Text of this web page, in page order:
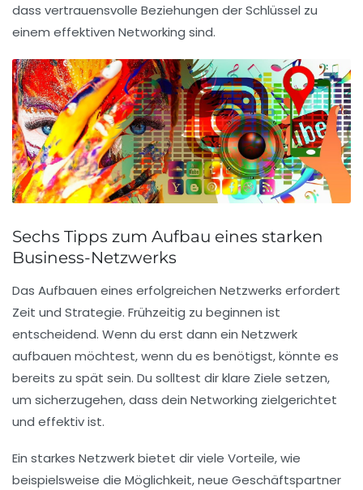
dass vertrauensvolle Beziehungen der Schlüssel zu
einem effektiven Networking sind.
Sechs Tipps zum Aufbau eines starken
Business-Netzwerks
Das Aufbauen eines erfolgreichen Netzwerks erfordert
Zeit und Strategie. Frühzeitig zu beginnen ist
entscheidend. Wenn du erst dann ein Netzwerk
aufbauen möchtest, wenn du es benötigst, könnte es
bereits zu spät sein. Du solltest dir klare Ziele setzen,
um sicherzugehen, dass dein Networking zielgerichtet
und effektiv ist.
Ein starkes Netzwerk bietet dir viele Vorteile, wie
beispielsweise die Möglichkeit,neue Geschäftspartner